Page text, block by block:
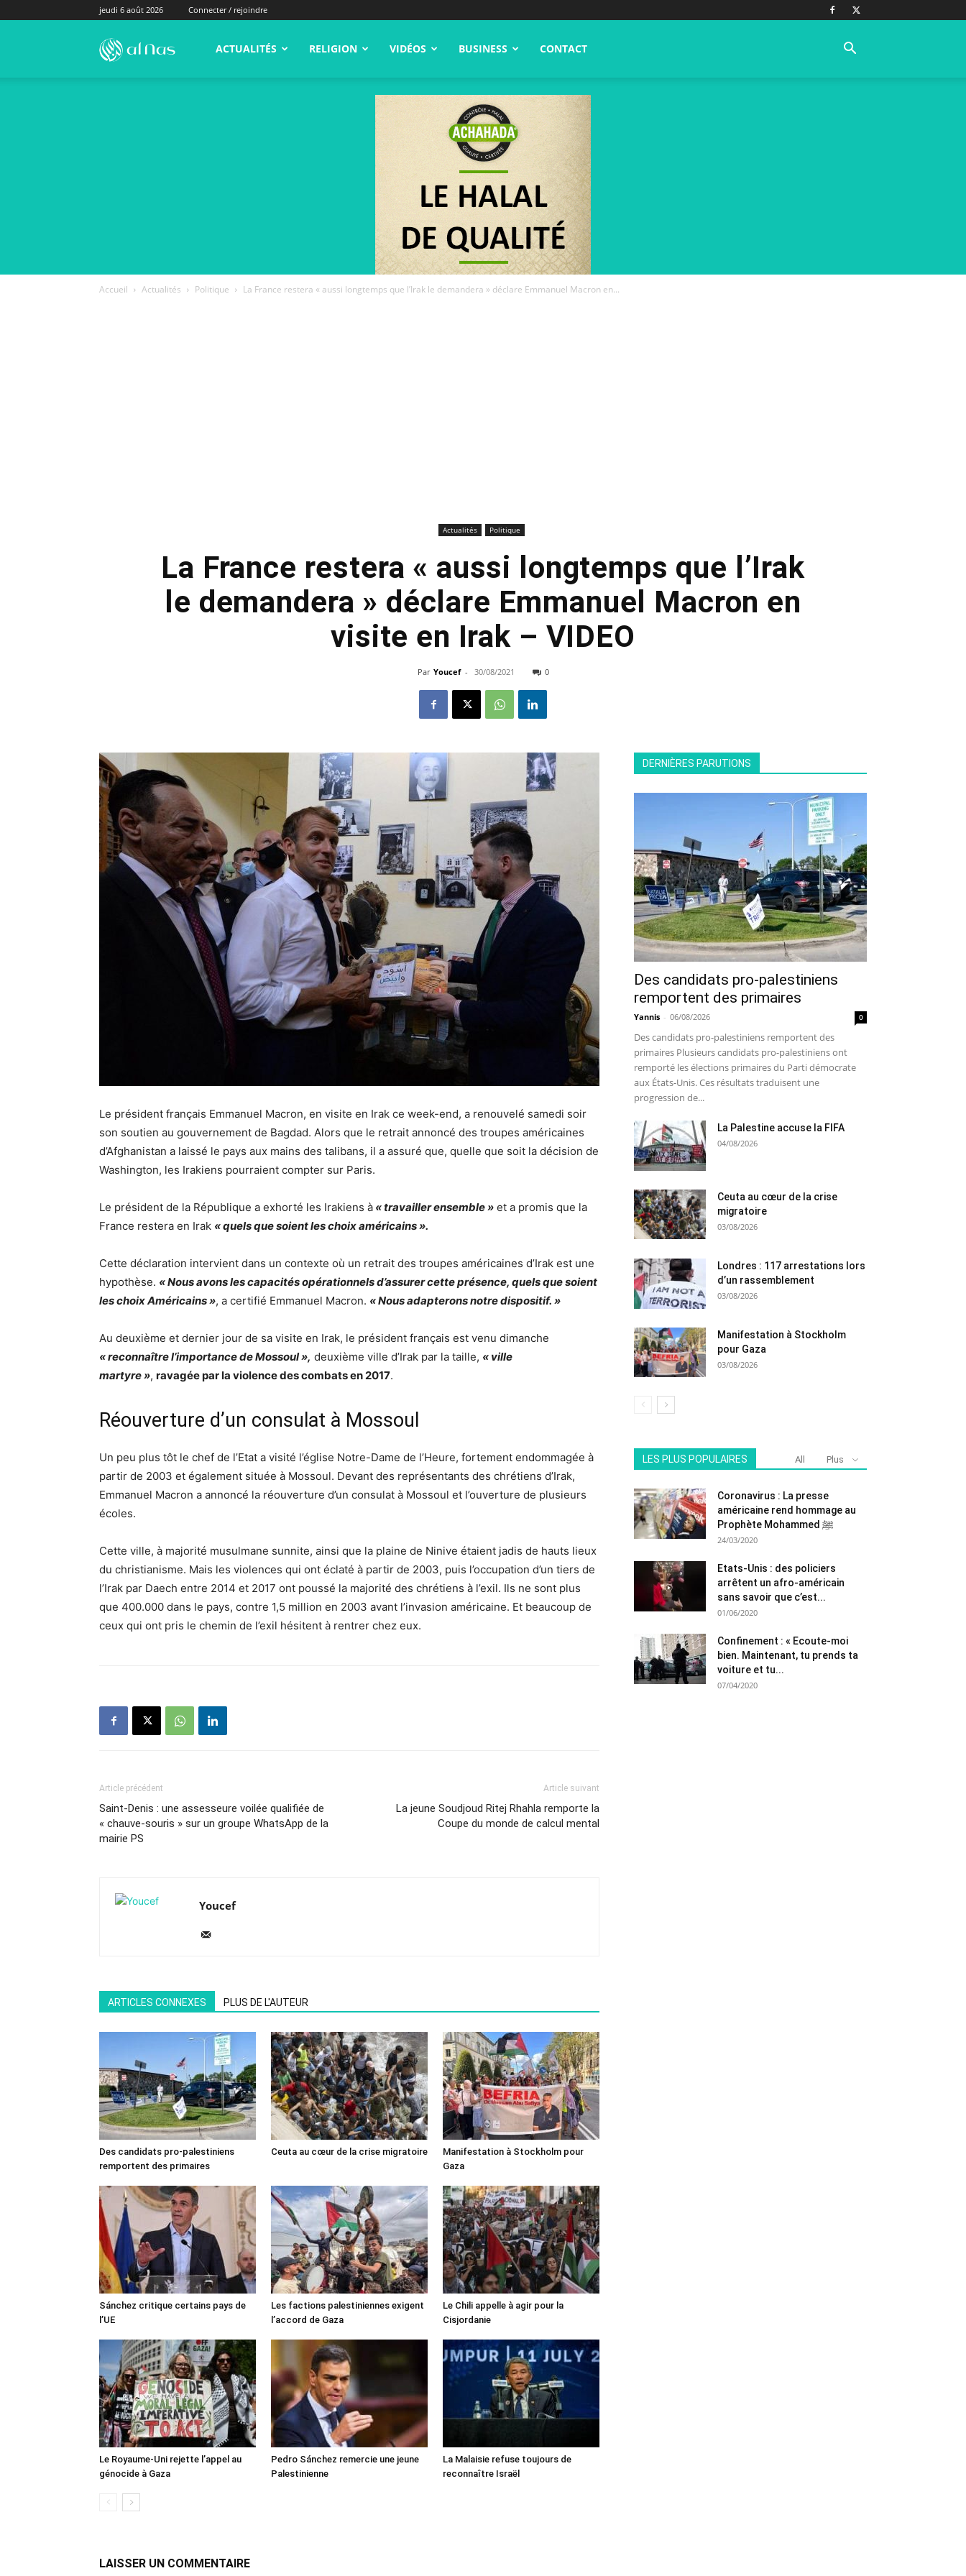
jeudi 6 août 2026 Connecter / rejoindre
alNas.fr ACTUALITÉS RELIGION VIDÉOS BUSINESS CONTACT
Accueil Actualités Politique La France restera « aussi longtemps que l’Irak le demandera » déclare Emmanuel Macron en...
Actualités Politique
La France restera « aussi longtemps que l’Irak
le demandera » déclare Emmanuel Macron en
visite en Irak – VIDEO
Par Youcef - 30/08/2021 0
Le président français Emmanuel Macron, en visite en Irak ce week-end, a renouvelé samedi soir
son soutien au gouvernement de Bagdad. Alors que le retrait annoncé des troupes américaines
d’Afghanistan a laissé le pays aux mains des talibans, il a assuré que, quelle que soit la décision de
Washington, les Irakiens pourraient compter sur Paris.
Le président de la République a exhorté les Irakiens à « travailler ensemble » et a promis que la
France restera en Irak « quels que soient les choix américains ».
Cette déclaration intervient dans un contexte où un retrait des troupes américaines d’Irak est une
hypothèse. « Nous avons les capacités opérationnels d’assurer cette présence, quels que soient
les choix Américains », a certifié Emmanuel Macron. « Nous adapterons notre dispositif. »
Au deuxième et dernier jour de sa visite en Irak, le président français est venu dimanche
« reconnaître l’importance de Mossoul », deuxième ville d’Irak par la taille, « ville
martyre », ravagée par la violence des combats en 2017.
Réouverture d’un consulat à Mossoul
Un peu plus tôt le chef de l’Etat a visité l’église Notre-Dame de l’Heure, fortement endommagée à
partir de 2003 et également située à Mossoul. Devant des représentants des chrétiens d’Irak,
Emmanuel Macron a annoncé la réouverture d’un consulat à Mossoul et l’ouverture de plusieurs
écoles.
Cette ville, à majorité musulmane sunnite, ainsi que la plaine de Ninive étaient jadis de hauts lieux
du christianisme. Mais les violences qui ont éclaté à partir de 2003, puis l’occupation d’un tiers de
l’Irak par Daech entre 2014 et 2017 ont poussé la majorité des chrétiens à l’exil. Ils ne sont plus
que 400.000 dans le pays, contre 1,5 million en 2003 avant l’invasion américaine. Et beaucoup de
ceux qui ont pris le chemin de l’exil hésitent à rentrer chez eux.
Article précédent
Saint-Denis : une assesseure voilée qualifiée de
« chauve-souris » sur un groupe WhatsApp de la
mairie PS
Article suivant
La jeune Soudjoud Ritej Rhahla remporte la
Coupe du monde de calcul mental
Youcef
ARTICLES CONNEXES PLUS DE L'AUTEUR
Des candidats pro-palestiniens
remportent des primaires
Ceuta au cœur de la crise migratoire
Manifestation à Stockholm pour
Gaza
Sánchez critique certains pays de
l’UE
Les factions palestiniennes exigent
l’accord de Gaza
Le Chili appelle à agir pour la
Cisjordanie
Le Royaume-Uni rejette l’appel au
génocide à Gaza
Pedro Sánchez remercie une jeune
Palestinienne
La Malaisie refuse toujours de
reconnaître Israël
LAISSER UN COMMENTAIRE
DERNIÈRES PARUTIONS
Des candidats pro-palestiniens
remportent des primaires
Yannis - 06/08/2026 0
Des candidats pro-palestiniens remportent des
primaires Plusieurs candidats pro-palestiniens ont
remporté les élections primaires du Parti démocrate
aux États-Unis. Ces résultats traduisent une
progression de...
La Palestine accuse la FIFA
04/08/2026
Ceuta au cœur de la crise
migratoire
03/08/2026
Londres : 117 arrestations lors
d’un rassemblement
03/08/2026
Manifestation à Stockholm
pour Gaza
03/08/2026
LES PLUS POPULAIRES All Plus
Coronavirus : La presse
américaine rend hommage au
Prophète Mohammed ﷺ
24/03/2020
Etats-Unis : des policiers
arrêtent un afro-américain
sans savoir que c’est...
01/06/2020
Confinement : « Ecoute-moi
bien. Maintenant, tu prends ta
voiture et tu...
07/04/2020